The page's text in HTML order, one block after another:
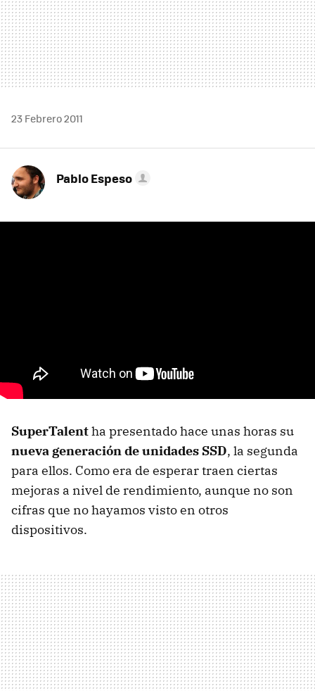
23 Febrero 2011
Pablo Espeso
SuperTalentha presentado hace unas horas su
nueva generación de unidades SSD, la segunda
para ellos. Como era de esperar traen ciertas
mejoras a nivel de rendimiento, aunque no son
cifras que no hayamos visto en otros
dispositivos.